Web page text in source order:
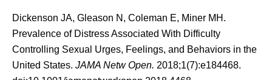
Dickenson JA, Gleason N, Coleman E, Miner MH.
Prevalence of Distress Associated With Difficulty
Controlling Sexual Urges, Feelings, and Behaviors in the
United States. JAMA Netw Open. 2018;1(7):e184468.